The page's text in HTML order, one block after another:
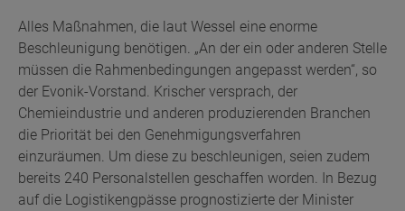
Alles Maßnahmen, die laut Wessel eine enorme
Beschleunigung benötigen. „An der ein oder anderen Stelle
müssen die Rahmenbedingungen angepasst werden“, so
der Evonik-Vorstand. Krischer versprach, der
Chemieindustrie und anderen produzierenden Branchen
die Priorität bei den Genehmigungsverfahren
einzuräumen. Um diese zu beschleunigen, seien zudem
bereits 240 Personalstellen geschaffen worden. In Bezug
auf die Logistikengpässe prognostizierte der Minister